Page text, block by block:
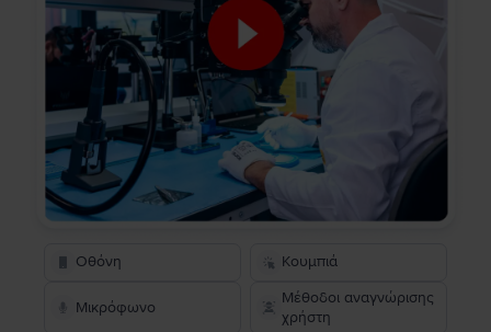
Οθόνη Κουμπιά
Μικρόφωνο
Μέθοδοι αναγνώρισης
χρήστη